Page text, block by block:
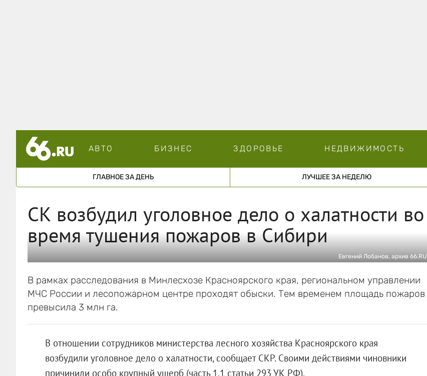
АВТО БИЗНЕС ЗДОРОВЬЕ НЕДВИЖИМОСТЬ
ГЛАВНОЕ ЗА ДЕНЬ ЛУЧШЕЕ ЗА НЕДЕЛЮ
СК возбудил уголовное дело о халатности во
время тушения пожаров в Сибири
Евгений Лобанов, архив 66.RU
В рамках расследования в Минлесхозе Красноярского края, региональном управлении
МЧС России и лесопожарном центре проходят обыски. Тем временем площадь пожаров
превысила 3 млн га.
В отношении сотрудников министерства лесного хозяйства Красноярского края
возбудили уголовное дело о халатности, сообщает СКР. Своими действиями чиновники
причинили особо крупный ущерб (часть 1.1 статьи 293 УК РФ).